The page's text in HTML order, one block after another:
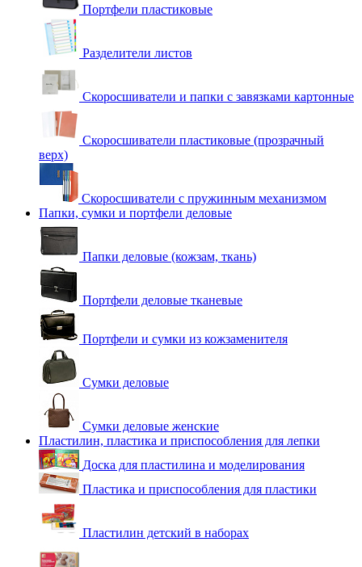
Портфели пластиковые
Разделители листов
Скоросшиватели и папки с завязками картонные
Скоросшиватели пластиковые (прозрачный
верх)
Скоросшиватели с пружинным механизмом
Папки, сумки и портфели деловые
Папки деловые (кожзам, ткань)
Портфели деловые тканевые
Портфели и сумки из кожзаменителя
Сумки деловые
Сумки деловые женские
Пластилин, пластика и приспособления для лепки
Доска для пластилина и моделирования
Пластика и приспособления для пластики
Пластилин детский в наборах